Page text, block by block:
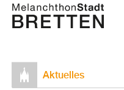
Ak­tu­el­les